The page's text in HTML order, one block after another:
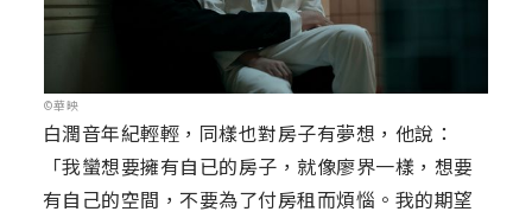
©華映
白潤音年紀輕輕，同樣也對房子有夢想，他說：
「我蠻想要擁有自已的房子，就像廖界一樣，想要
有自己的空間，不要為了付房租而煩惱。我的期望